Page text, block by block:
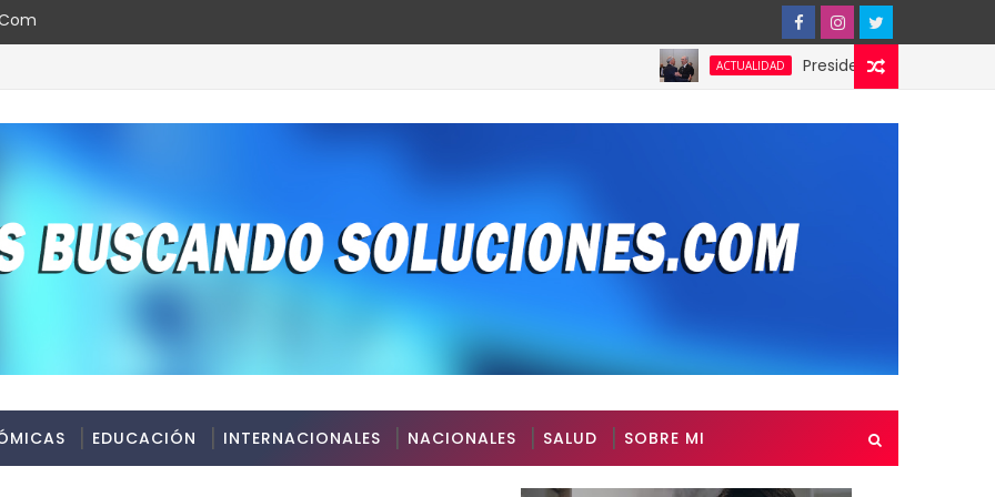
ACTUALIDAD Presidente de Honduras
EDUCACIÓN INTERNACIONALES NACIONALES SALUD SOBRE MI